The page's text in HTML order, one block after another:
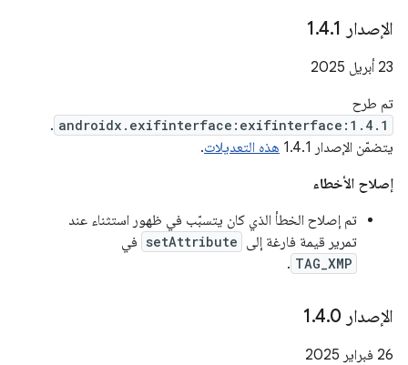
الإصدار 1 .4.1
‫23 أبريل 2025
تم طرح
androidx.exifinterface:exifinterface:1.4.1
.
يتضمّن الإصدار 1.4.1
هذه التعديلات.
إصلاح الأخطاء
تم إصلاح الخطأ الذي كان يتسبّب في ظهور استثناء عند
تمرير قيمة فارغة إلى setAttribute في
TAG_XMP
.
الإصدار 1 .4.0
‫26 فبراير 2025